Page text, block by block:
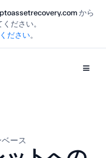
から
ださい。
ださい。
≡
ース